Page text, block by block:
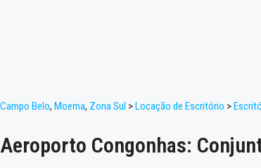
Campo Belo, Moema, Zona Sul >Locação de Escritório >
Aeroporto Congonhas: